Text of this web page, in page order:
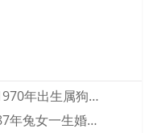
1970年出生属狗人2023年运势及运程···
87年兔女一生婚姻和财运怎么样 87年兔···